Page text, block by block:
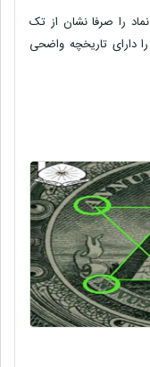
را صرفا نشان از تک
دارای تاریخچه واضحی